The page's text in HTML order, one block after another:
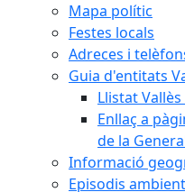
Mapa polític
Festes locals
Adreces i
Guia d'entitats
Llistat
Enllaç a
de la
Informació
Episodis